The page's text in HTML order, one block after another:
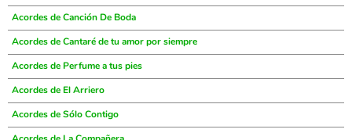
Acordes de Canción De Boda
Acordes de Cantaré de tu amor por siempre
Acordes de Perfume a tus pies
Acordes de El Arriero
Acordes de Sólo Contigo